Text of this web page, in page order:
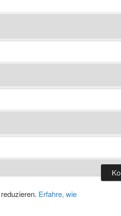
Erfahre, wie